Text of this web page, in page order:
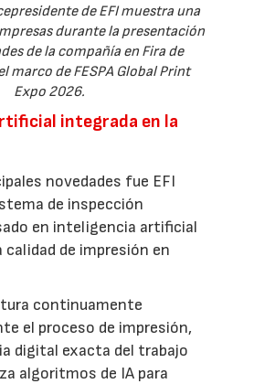
de EFI muestra una
durante la presentación
de la compañía en Fira de
marco de FESPA Global Print
Expo 2026.
integrada en la
novedades fue EFI
de inspección
en inteligencia artificial
calidad de impresión en
continuamente
el proceso de impresión,
digital exacta del trabajo
algoritmos de IA para